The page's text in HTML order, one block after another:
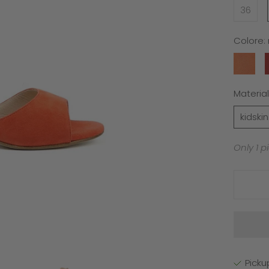
36
Colore:
Only 1